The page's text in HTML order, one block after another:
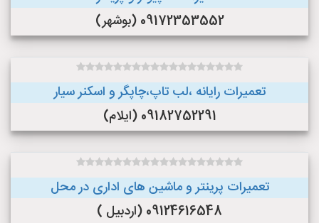
09172353552 (بوشهر)
تعمیرات رایانه ،لب تاپ،چاپگر و اسکنر سیار
09182752291 (ایلام)
تعمیرات پرینتر و ماشین های اداری در محل
09124616548 (اردبیل )